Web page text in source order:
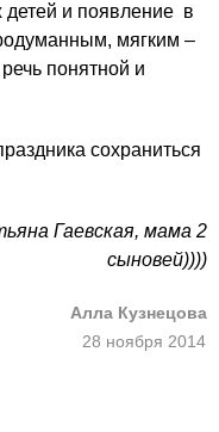
детей и появление в
мягким –
понятной и
сохраниться
Гаевская, мама 2
сыновей))))
Алла Кузнецова
28 ноября 2014